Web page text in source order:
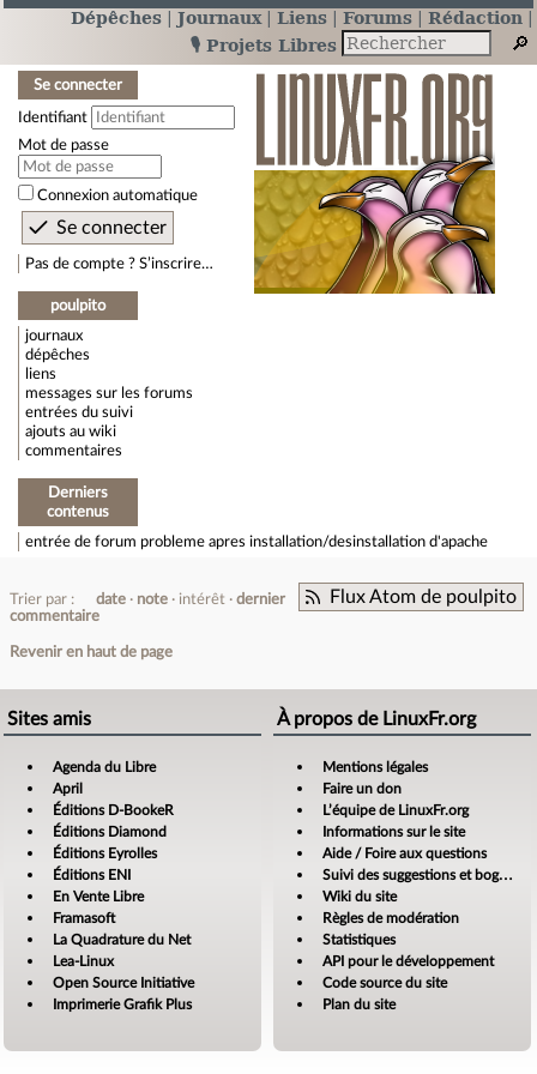
Dépêches Journaux Liens Forums
Rédaction
🎙️ Projets Libres
Se connecter
Identifiant
Mot de passe
Connexion automatique
Pas de compte ? S’inscrire…
poulpito
journaux
dépêches
liens
messages sur les forums
entrées du suivi
ajouts au wiki
commentaires
Derniers
contenus
entrée de forum probleme apres installation/desinstallation d'apache
Flux Atom de poulpito
Trier par : date note intérêt
dernier
commentaire
Revenir en haut de page
Sites amis
Agenda du Libre
April
Éditions D-BookeR
Éditions Diamond
Éditions Eyrolles
Éditions ENI
En Vente Libre
Framasoft
La Quadrature du Net
Lea-Linux
Open Source Initiative
Imprimerie Grafik Plus
À propos de LinuxFr.org
Mentions légales
Faire un don
L’équipe de LinuxFr.org
Informations sur le site
Aide / Foire aux questions
Suivi des suggestions et bogues
Wiki du site
Règles de modération
Statistiques
API pour le développement
Code source du site
Plan du site